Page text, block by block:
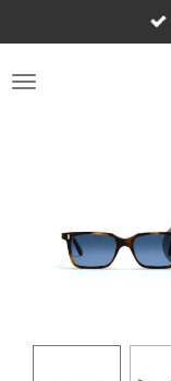
direct
naar